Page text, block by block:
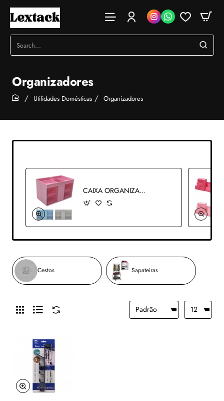
Search...
Organizadores
home
Utilidades Domésticas Organizadores
CAIXA ORGANIZADORA COM 4 GAVETAS EM PLÁSTICO REF: APCB1008
Cestos Sapateiras